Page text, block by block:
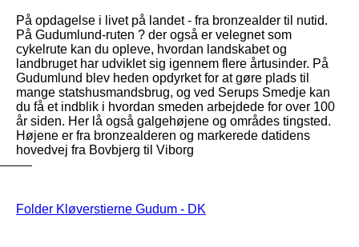
Vejledning
På opdagelse i livet på landet - fra bronzealder til nutid.
På Gudumlund-ruten ? der også er velegnet som
cykelrute kan du opleve, hvordan landskabet og
landbruget har udviklet sig igennem flere årtusinder. På
Gudumlund blev heden opdyrket for at gøre plads til
mange statshusmandsbrug, og ved Serups Smedje kan
du få et indblik i hvordan smeden arbejdede for over 100
år siden. Her lå også galgehøjene og områdes tingsted.
Højene er fra bronzealderen og markerede datidens
hovedvej fra Bovbjerg til Viborg
Folder Kløverstierne Gudum - DK